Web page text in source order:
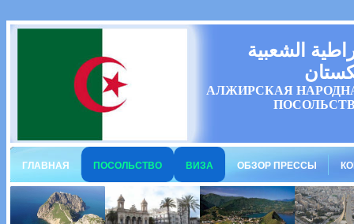
الشعبية
АЛЖИРСКАЯ
ГЛАВНАЯ ПОСОЛЬСТВО ВИЗА ОБЗОР ПРЕССЫ